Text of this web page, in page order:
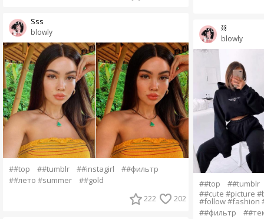
blowly
Sss
##top ##tumblr ##instagirl
##фильтр
##лето #summer
##gold
222 202
blowly
⛓
##top
##tumblr
##cute #picture
#follow #fashion
##фильтр